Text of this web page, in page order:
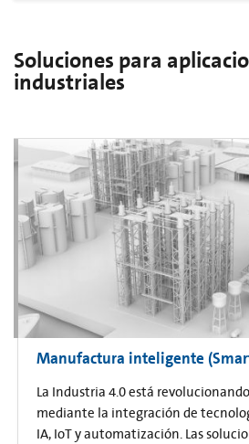
Soluciones para
industriales
Manufactura inteligente
La Industria 4.0 está
mediante la integración de
IA, IoT y automatización. Las